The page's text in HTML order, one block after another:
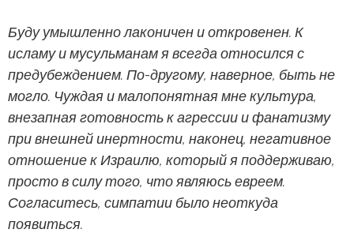
Буду умышленно лаконичен и откровенен. К
исламу и мусульманам я всегда относился с
предубеждением. По-другому, наверное, быть не
могло. Чуждая и малопонятная мне культура,
внезапная готовность к агрессии и фанатизму
при внешней инертности, наконец, негативное
отношение к Израилю, который я поддерживаю,
просто в силу того, что являюсь евреем.
Согласитесь, симпатии было неоткуда
появиться.